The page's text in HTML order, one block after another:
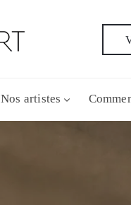
Nos artistes